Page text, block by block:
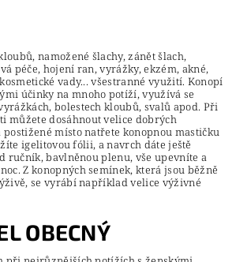
namožené šlachy, zánět šlach,
péče, hojení ran, vyrážky, ekzém, akné,
vady... všestranné využití. Konopí
účinky na mnoho potíží, využívá se
bolestech kloubů, svalů apod. Při
můžete dosáhnout velice dobrých
místo natřete konopnou mastičku
igelitovou fólii, a navrch dáte ještě
ručník, bavlněnou plenu, vše upevníte a
Z konopných semínek, která jsou běžně
se vyrábí například velice výživné
OBECNÝ